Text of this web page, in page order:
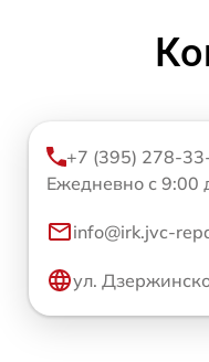
+7 (395) 278-
Ежедневно с 9:00
info@irk.jvc-
ул.